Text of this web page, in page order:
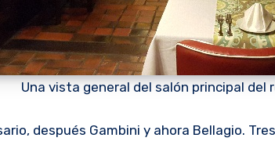
Una vista general del salón principal del